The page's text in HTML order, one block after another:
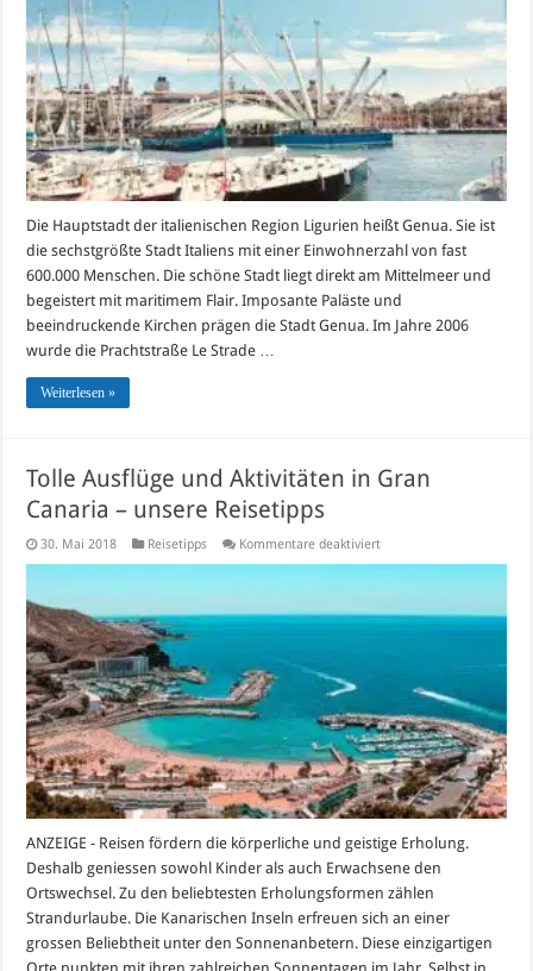
Die Hauptstadt der italienischen Region Ligurien heißt Genua. Sie ist
die sechstgrößte Stadt Italiens mit einer Einwohnerzahl von fast
600.000 Menschen. Die schöne Stadt liegt direkt am Mittelmeer und
begeistert mit maritimem Flair. Imposante Paläste und
beeindruckende Kirchen prägen die Stadt Genua. Im Jahre 2006
wurde die Prachtstraße Le Strade …
Weiterlesen »
Tolle Ausflüge und Aktivitäten in Gran
Canaria – unsere Reisetipps
30. Mai 2018 Reisetipps Kommentare deaktiviertfür
in
Reisetipps
ANZEIGE - Reisen fördern die körperliche und geistige Erholung.
Deshalb geniessen sowohl Kinder als auch Erwachsene den
Ortswechsel. Zu den beliebtesten Erholungsformen zählen
Strandurlaube. Die Kanarischen Inseln erfreuen sich an einer
grossen Beliebtheit unter den Sonnenanbetern. Diese einzigartigen